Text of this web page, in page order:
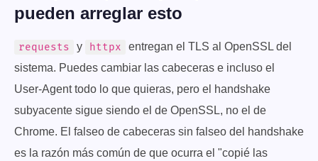
pueden arreglar esto
requests y httpx
entregan el TLS al OpenSSL del
sistema. Puedes cambiar las cabeceras e incluso el
User-Agent todo lo que quieras, pero el handshake
subyacente sigue siendo el de OpenSSL, no el de
Chrome. El falseo de cabeceras sin falseo del handshake
es la razón más común de que ocurra el "copié las